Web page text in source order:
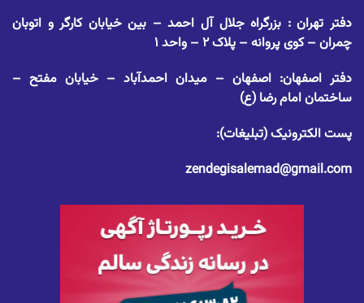
دفتر تهران : بزرگراه جلال آل احمد – بین خیابان کارگر و اتوبان
چمران – کوی پروانه – پلاک ۲ – واحد ۱
دفتر اصفهان: اصفهان – میدان احمدآباد – خیابان مفتح –
ساختمان امام رضا (ع)
پست الکترونیک (تبلیغات):
zendegisalemad@gmail.com